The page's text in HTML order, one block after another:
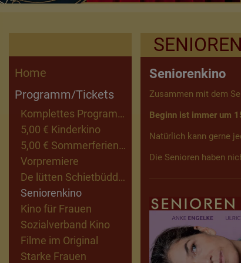
Home
Programm/Tickets
Komplettes Programm
5,00 € Kinderkino
5,00 € Sommerferienkino
Vorpremiere
De lütten Schietbüddel
Seniorenkino
Kino für Frauen
Sozialverband Kino
Filme im Original
Starke Frauen
Seniorenkino
Zusammen mit dem
Beginn ist immer um
Natürlich kann gerne
Die Senioren haben